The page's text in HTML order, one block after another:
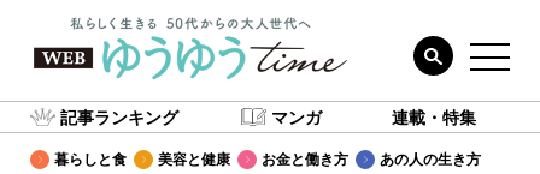
記事ランキング マンガ 連載・特集
暮らしと食 美容と健康 お金と働き方
あの人の生き方